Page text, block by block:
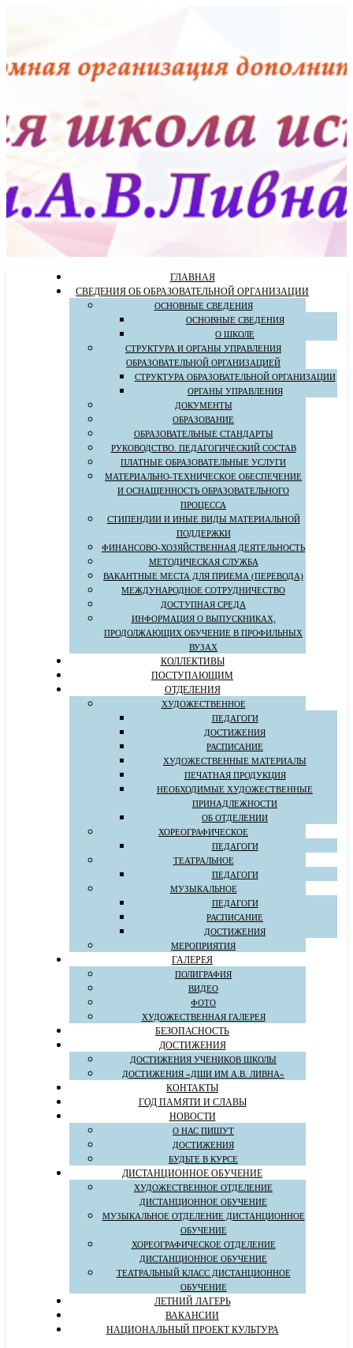
ГЛАВНАЯ
СВЕДЕНИЯ ОБ ОБРАЗОВАТЕЛЬНОЙ ОРГАНИЗАЦИИ
ОСНОВНЫЕ СВЕДЕНИЯ
ОСНОВНЫЕ СВЕДЕНИЯ
О ШКОЛЕ
СТРУКТУРА И ОРГАНЫ УПРАВЛЕНИЯ
ОБРАЗОВАТЕЛЬНОЙ ОРГАНИЗАЦИЕЙ
СТРУКТУРА ОБРАЗОВАТЕЛЬНОЙ ОРГАНИЗАЦИИ
ОРГАНЫ УПРАВЛЕНИЯ
ДОКУМЕНТЫ
ОБРАЗОВАНИЕ
ОБРАЗОВАТЕЛЬНЫЕ СТАНДАРТЫ
РУКОВОДСТВО. ПЕДАГОГИЧЕСКИЙ СОСТАВ
ПЛАТНЫЕ ОБРАЗОВАТЕЛЬНЫЕ УСЛУГИ
МАТЕРИАЛЬНО-ТЕХНИЧЕСКОЕ ОБЕСПЕЧЕНИЕ
И ОСНАЩЕННОСТЬ ОБРАЗОВАТЕЛЬНОГО
ПРОЦЕССА
СТИПЕНДИИ И ИНЫЕ ВИДЫ МАТЕРИАЛЬНОЙ
ПОДДЕРЖКИ
ФИНАНСОВО-ХОЗЯЙСТВЕННАЯ ДЕЯТЕЛЬНОСТЬ
МЕТОДИЧЕСКАЯ СЛУЖБА
ВАКАНТНЫЕ МЕСТА ДЛЯ ПРИЕМА (ПЕРЕВОДА)
МЕЖДУНАРОДНОЕ СОТРУДНИЧЕСТВО
ДОСТУПНАЯ СРЕДА
ИНФОРМАЦИЯ О ВЫПУСКНИКАХ,
ПРОДОЛЖАЮЩИХ ОБУЧЕНИЕ В ПРОФИЛЬНЫХ
ВУЗАХ
КОЛЛЕКТИВЫ
ПОСТУПАЮЩИМ
ОТДЕЛЕНИЯ
ХУДОЖЕСТВЕННОЕ
ПЕДАГОГИ
ДОСТИЖЕНИЯ
РАСПИСАНИЕ
ХУДОЖЕСТВЕННЫЕ МАТЕРИАЛЫ
ПЕЧАТНАЯ ПРОДУКЦИЯ
НЕОБХОДИМЫЕ ХУДОЖЕСТВЕННЫЕ
ПРИНАДЛЕЖНОСТИ
ОБ ОТДЕЛЕНИИ
ХОРЕОГРАФИЧЕСКОЕ
ПЕДАГОГИ
ТЕАТРАЛЬНОЕ
ПЕДАГОГИ
МУЗЫКАЛЬНОЕ
ПЕДАГОГИ
РАСПИСАНИЕ
ДОСТИЖЕНИЯ
МЕРОПРИЯТИЯ
ГАЛЕРЕЯ
ПОЛИГРАФИЯ
ВИДЕО
ФОТО
ХУДОЖЕСТВЕННАЯ ГАЛЕРЕЯ
БЕЗОПАСНОСТЬ
ДОСТИЖЕНИЯ
ДОСТИЖЕНИЯ УЧЕНИКОВ ШКОЛЫ
ДОСТИЖЕНИЯ «ДШИ ИМ А.В. ЛИВНА»
КОНТАКТЫ
ГОД ПАМЯТИ И СЛАВЫ
НОВОСТИ
О НАС ПИШУТ
ДОСТИЖЕНИЯ
БУДЬТЕ В КУРСЕ
ДИСТАНЦИОННОЕ ОБУЧЕНИЕ
ХУДОЖЕСТВЕННОЕ ОТДЕЛЕНИЕ
ДИСТАНЦИОННОЕ ОБУЧЕНИЕ
МУЗЫКАЛЬНОЕ ОТДЕЛЕНИЕ ДИСТАНЦИОННОЕ
ОБУЧЕНИЕ
ХОРЕОГРАФИЧЕСКОЕ ОТДЕЛЕНИЕ
ДИСТАНЦИОННОЕ ОБУЧЕНИЕ
ТЕАТРАЛЬНЫЙ КЛАСС ДИСТАНЦИОННОЕ
ОБУЧЕНИЕ
ЛЕТНИЙ ЛАГЕРЬ
ВАКАНСИИ
НАЦИОНАЛЬНЫЙ ПРОЕКТ КУЛЬТУРА